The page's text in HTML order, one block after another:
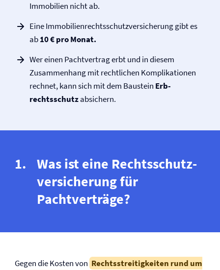
Immobilien nicht ab.
Eine Immobilien­rechtsschutz­versicherung gibt es
ab10 € pro Monat.
Wer einen Pachtvertrag erbt und in diesem
Zusammenhang mit rechtlichen Komplikationen
rechnet, kann sich mit dem Baustein Erb­
rechtsschutzabsichern.
Was ist eine Rechtsschutz­
versicherung für
Pachtverträge?
Gegen die Kosten von Rechtsstreitigkeiten rund um